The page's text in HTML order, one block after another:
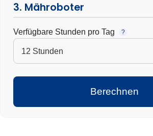
3. Mähroboter
Verfügbare Stunden pro Tag ?
Berechnen